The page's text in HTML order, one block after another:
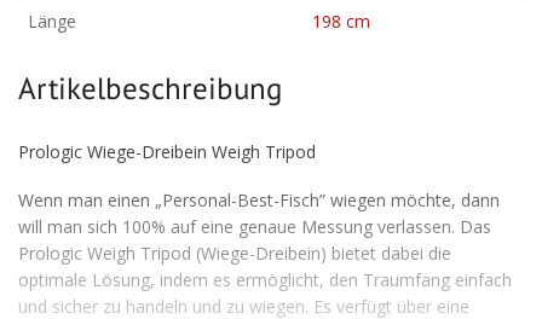
Länge
198 cm
Artikelbeschreibung
Prologic Wiege-Dreibein Weigh Tripod
Wenn man einen „Personal-Best-Fisch” wiegen möchte, dann
will man sich 100% auf eine genaue Messung verlassen. Das
Prologic Weigh Tripod (Wiege-Dreibein) bietet dabei die
optimale Lösung, indem es ermöglicht, den Traumfang einfach
und sicher zu handeln und zu wiegen. Es verfügt über eine